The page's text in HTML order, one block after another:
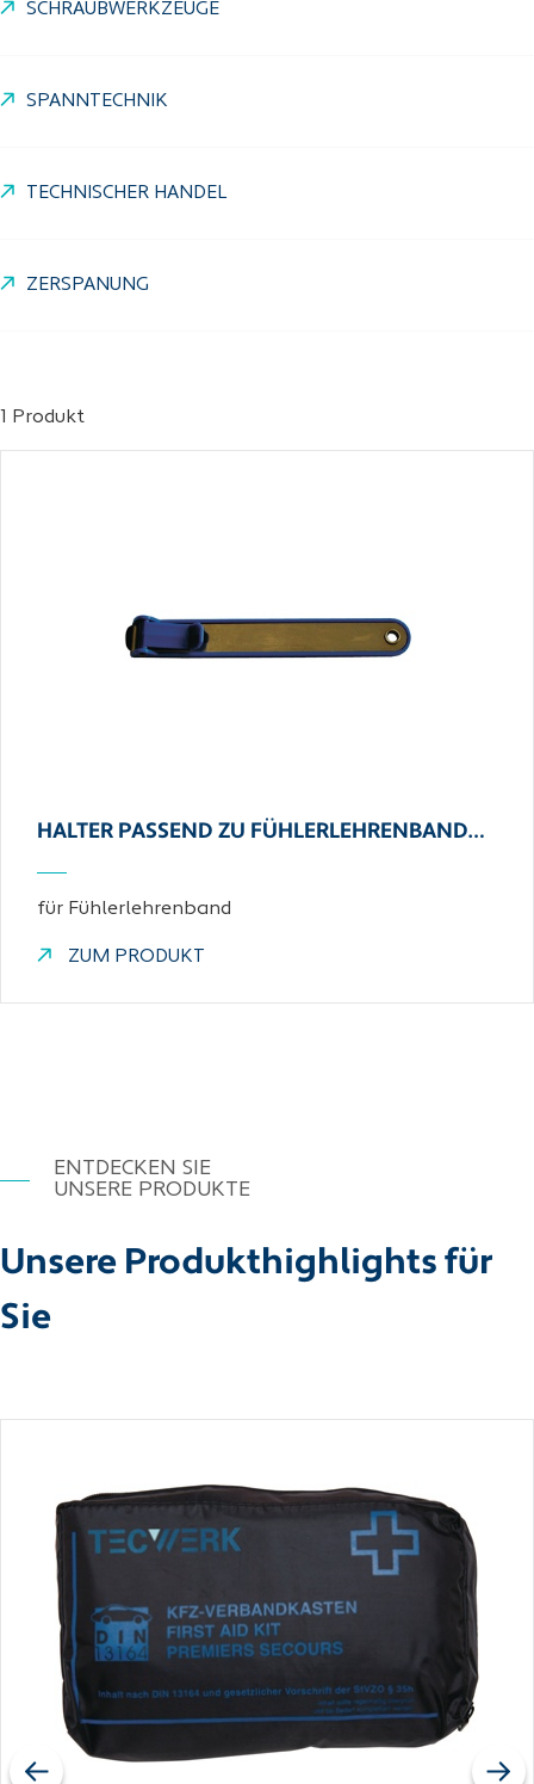
SCHRAUBWERKZEUGE
SPANNTECHNIK
TECHNISCHER HANDEL
ZERSPANUNG
1 Produkt
HALTER PASSEND ZU FÜHLERLEHRENBAND…
für Fühlerlehrenband
ZUM PRODUKT
ENTDECKEN SIE
UNSERE PRODUKTE
Unsere Produkthighlights für
Sie
Previous Next